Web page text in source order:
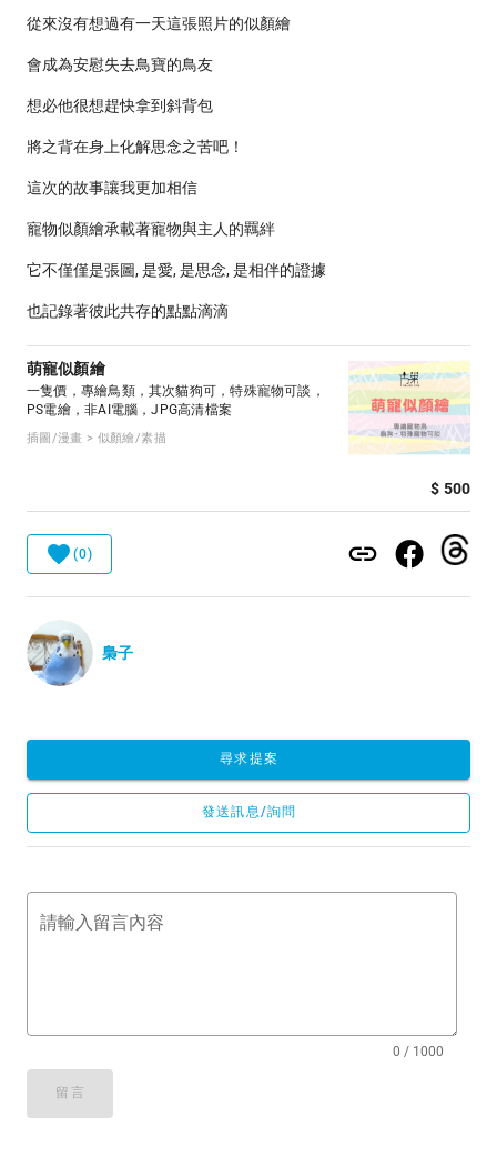
從來沒有想過有一天這張照片的似顏繪
會成為安慰失去鳥寶的鳥友
想必他很想趕快拿到斜背包
將之背在身上化解思念之苦吧！
這次的故事讓我更加相信
寵物似顏繪承載著寵物與主人的羈絆
它不僅僅是張圖, 是愛, 是思念, 是相伴的證據
也記錄著彼此共存的點點滴滴
萌寵似顏繪
一隻價，專繪鳥類，其次貓狗可，特殊寵物可談，
PS電繪，非AI電腦，JPG高清檔案
插圖/漫畫 > 似顏繪/素描
$ 500
(0)
梟子
尋求提案
發送訊息/詢問
請輸入留言內容
0 / 1000
留言